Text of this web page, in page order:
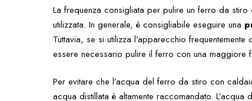
La frequenza consigliata per pulire un ferro da
utilizzata. In generale, è consigliabile eseguire una
Tuttavia, se si utilizza l’apparecchio
essere necessario pulire il ferro con una maggiore
Per evitare che l’acqua del ferro da stiro con
acqua distillata è altamente raccomandato.